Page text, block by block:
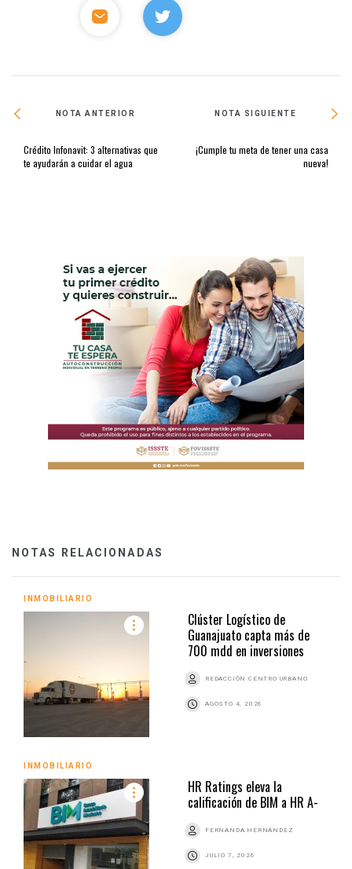
NOTA ANTERIOR
Crédito Infonavit: 3 alternativas que
te ayudarán a cuidar el agua
NOTA SIGUIENTE
¡Cumple tu meta de tener una casa
nueva!
NOTAS RELACIONADAS
INMOBILIARIO
Clúster Logístico de
Guanajuato capta más de
700 mdd en inversiones
REDACCIÓN CENTRO URBANO
AGOSTO 4, 2026
INMOBILIARIO
HR Ratings eleva la
calificación de BIM a HR A-
FERNANDA HERNÁNDEZ
JULIO 7, 2026